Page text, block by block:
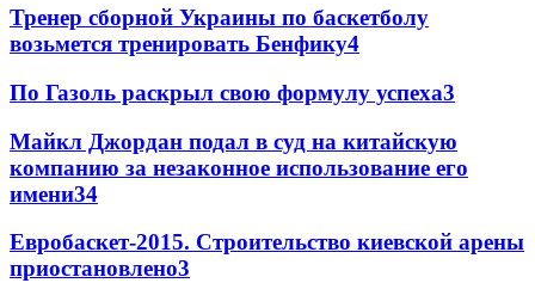
Тренер сборной Украины по баскетболу
возьмется тренировать Бенфику4
По Газоль раскрыл свою формулу успеха3
Майкл Джордан подал в суд на китайскую
компанию за незаконное использование его
имени34
Евробаскет-2015. Строительство киевской арены
приостановлено3